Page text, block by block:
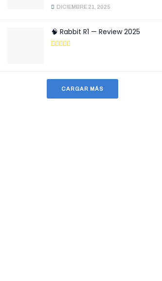
DICIEMBRE 21, 2025
🧠 Rabbit R1 — Review 2025
CARGAR MÁS